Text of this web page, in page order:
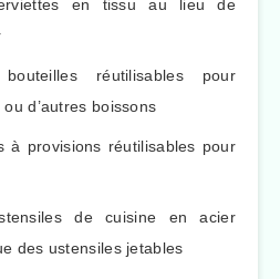
en tissu au lieu de
réutilisables pour
d’autres boissons
à provisions réutilisables pour
de cuisine en acier
des ustensiles jetables